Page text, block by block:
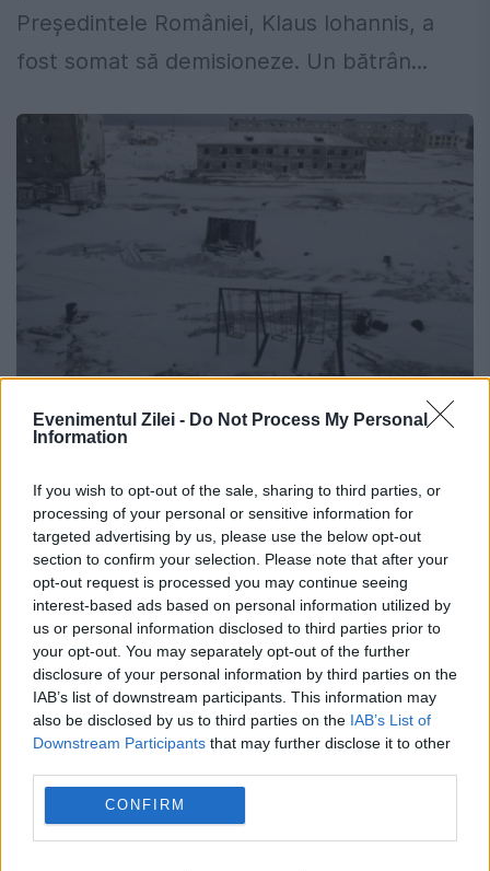
Evenimentul Zilei - Do Not Process My Personal
Information
If you wish to opt-out of the sale, sharing to third parties, or
processing of your personal or sensitive information for
targeted advertising by us, please use the below opt-out
section to confirm your selection. Please note that after your
opt-out request is processed you may continue seeing
interest-based ads based on personal information utilized by
us or personal information disclosed to third parties prior to
your opt-out. You may separately opt-out of the further
disclosure of your personal information by third parties on the
IAB’s list of downstream participants. This information may
also be disclosed by us to third parties on the IAB’s List of
Downstream Participants that may further disclose it to other
CONFIRM
Preşedintele României, Klaus Iohannis, a
fost somat să demisioneze. Un bătrân...
Odată o SUPER BAZĂ SECRETĂ
sovietică, în prezent O RUINĂ. DE AICI,
America putea fi BOMBARDATĂ
ORICÂND de aviaţia ruşilor│Foto
galerie
22 MARTIE 2016
Andrey Shapran, un pasionat al epocii
sovietice, a realizat mai multe fotografii
senzaţionale cu atmosfera care predomină
zona în care a existat una dintre cele mai
temute baze militare din...